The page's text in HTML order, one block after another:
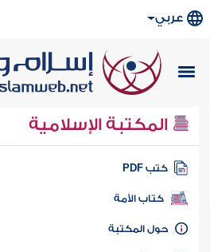
عربي
المكتبة الإسلامية
كتب PDF
كتاب الأمة